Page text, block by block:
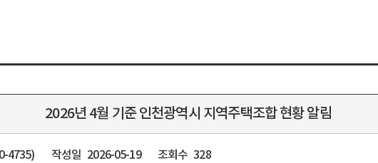
2026년 4월 기준 인천광역시 지역주택조합 현황 알림
4735) 작성일 2026-05-19 조회수 328